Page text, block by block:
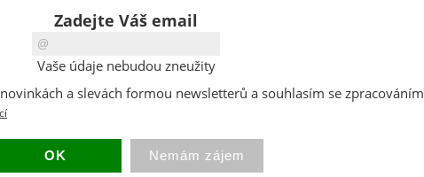
Flooring. Tloušťka 5mm, struktura
dřeva, bezlepidlový ...
800CZK
Zadejte Váš email
Vaše údaje nebudou zneužity
a slevách formou newsletterů a souhlasím se zpracováním